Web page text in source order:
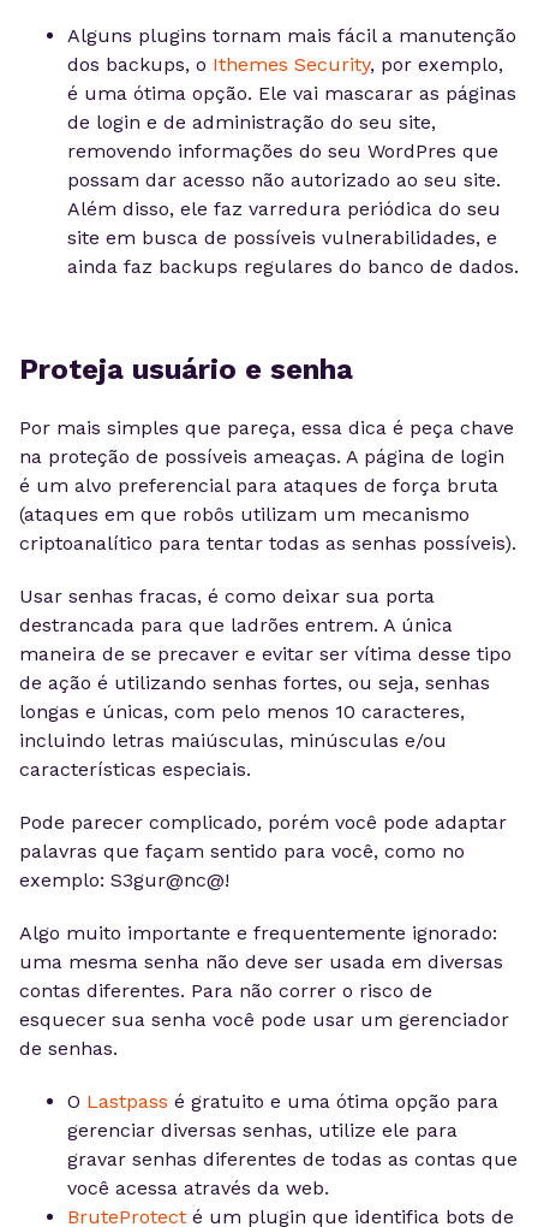
Alguns plugins tornam mais fácil a manutenção
dos backups, o Ithemes Security, por exemplo,
é uma ótima opção. Ele vai mascarar as páginas
de login e de administração do seu site,
removendo informações do seu WordPres que
possam dar acesso não autorizado ao seu site.
Além disso, ele faz varredura periódica do seu
site em busca de possíveis vulnerabilidades, e
ainda faz backups regulares do banco de dados.
Proteja usuário e senha
Por mais simples que pareça, essa dica é peça chave
na proteção de possíveis ameaças. A página de login
é um alvo preferencial para ataques de força bruta
(ataques em que robôs utilizam um mecanismo
criptoanalítico para tentar todas as senhas possíveis).
Usar senhas fracas, é como deixar sua porta
destrancada para que ladrões entrem. A única
maneira de se precaver e evitar ser vítima desse tipo
de ação é utilizando senhas fortes, ou seja, senhas
longas e únicas, com pelo menos 10 caracteres,
incluindo letras maiúsculas, minúsculas e/ou
características especiais.
Pode parecer complicado, porém você pode adaptar
palavras que façam sentido para você, como no
exemplo: S3gur@nc@!
Algo muito importante e frequentemente ignorado:
uma mesma senha não deve ser usada em diversas
contas diferentes. Para não correr o risco de
esquecer sua senha você pode usar um gerenciador
de senhas.
O Lastpass é gratuito e uma ótima opção para
gerenciar diversas senhas, utilize ele para
gravar senhas diferentes de todas as contas que
você acessa através da web.
BruteProtect é um plugin que identifica bots de